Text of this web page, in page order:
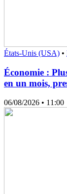
États-Unis (USA) •
Économie :
en un mois,
06/08/2026 • 11:00